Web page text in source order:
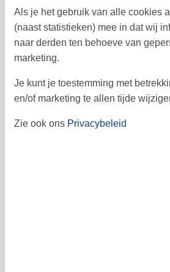
42 12 14 15
43 19 20 21 22
44
45
Vrij Bezet
Als je het gebruik van alle cookies
(naast statistieken) mee in dat wij
naar derden ten behoeve van
marketing.
Je kunt je toestemming met
en/of marketing te allen tijde
Zie ook ons Privacybeleid